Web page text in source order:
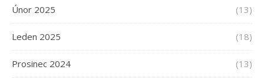
Únor 2025 (13)
Leden 2025 (18)
Prosinec 2024 (13)